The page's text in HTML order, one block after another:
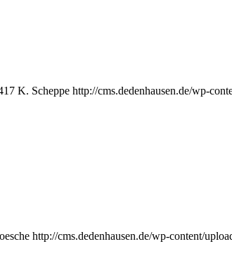
K. Scheppe http://cms.dedenhausen.de/wp-
http://cms.dedenhausen.de/wp-content/